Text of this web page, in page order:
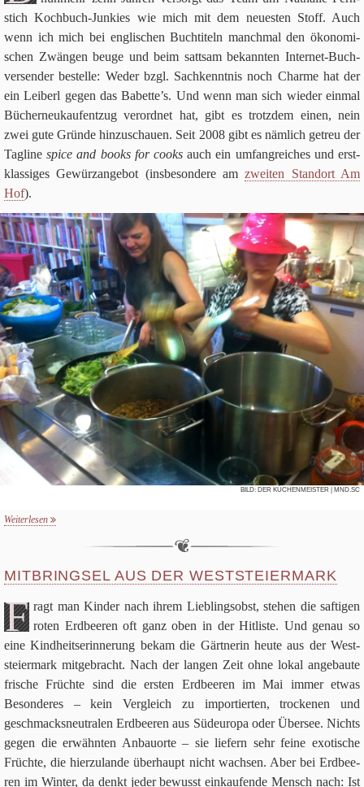
stich Koch­buch-Jun­kies wie mich mit dem neue­sten Stoff. Auch
wenn ich mich bei eng­li­schen Buch­ti­teln manch­mal den öko­no­mi­
schen Zwän­gen beuge und beim satt­sam bekann­ten Inter­net-Buch­
ver­sen­der bestelle: Weder bzgl. Sach­kennt­nis noch Charme hat der
ein Lei­berl gegen das Babette’s. Und wenn man sich wie­der ein­mal
Büch­er­neu­k­auf­ent­zug ver­ord­net hat, gibt es trotz­dem einen, nein
zwei gute Gründe hin­zu­schauen. Seit 2008gibt es näm­lich getreu der
Tag­linespice and books for cooks auch ein umfang­rei­ches und erst­
klas­si­ges Gewür­z­an­ge­bot (ins­be­son­dere amzwei­ten Stand­ort Am
Hof).
BILD: DER KÜCHENMEISTER | MND.SC
Weiterlesen
MITBRINGSEL AUS DER WESTSTEIERMARK
F ragt man Kin­der nach ihrem Lieb­lings­obst, ste­hen die saf­ti­gen
roten Erd­bee­ren oft ganz oben in der Hit­li­ste. Und genau so
eine Kind­heits­er­in­ne­rung bekam die Gärtnerin heute aus der West­
stei­er­mark mit­ge­bracht. Nach der lan­gen Zeit ohne lokal ange­baute
fri­sche Früchte sind die ersten Erd­bee­ren im Mai immer etwas
Beson­de­res – kein Ver­gleich zu impor­tier­ten, trocke­nen und
geschmacks­neu­tra­len Erd­bee­ren aus Süd­eu­ropa oder Über­see. Nichts
gegen die erwähn­ten Anbau­orte – sie lie­fern sehr feine exo­ti­sche
Früchte, die hier­zu­lande über­haupt nicht wach­sen. Aber bei Erd­bee­
ren im Win­ter, da denkt jeder bewusst ein­kau­fende Mensch nach: Ist